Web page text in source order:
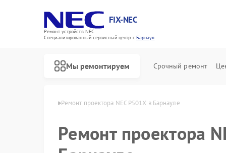
FIX-NEC
Ремонт устройств NEC
Специализированный cервисный центр г.Барнаул
Мы ремонтируем Срочный ремонт
Ремонт проектора NEC P501X в Барнауле
Ремонт проектора